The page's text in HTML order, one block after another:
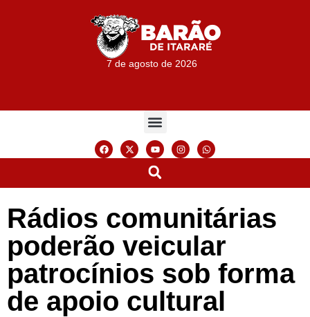
7 de agosto de 2026
Rádios comunitárias
poderão veicular
patrocínios sob forma
de apoio cultural